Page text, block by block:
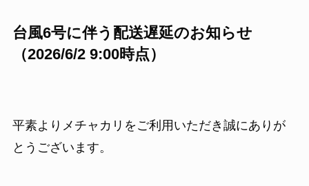
台風6号に伴う配送遅延のお知らせ
（2026/6/2 9:00時点）
平素よりメチャカリをご利用いただき誠にありが
とうございます。